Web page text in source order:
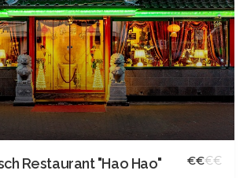
Restaurant "Hao Hao" €€€€